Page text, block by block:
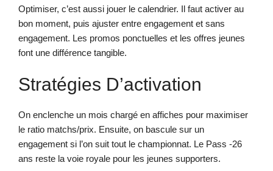
Optimiser, c’est aussi jouer le calendrier. Il faut activer au
bon moment, puis ajuster entre engagement et sans
engagement. Les promos ponctuelles et les offres jeunes
font une différence tangible.
Stratégies D’activation
On enclenche un mois chargé en affiches pour maximiser
le ratio matchs/prix. Ensuite, on bascule sur un
engagement si l’on suit tout le championnat. Le Pass -26
ans reste la voie royale pour les jeunes supporters.